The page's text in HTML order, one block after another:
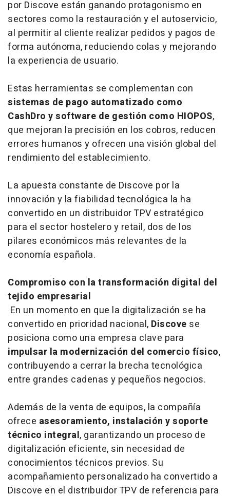
por Discove están ganando protagonismo en
sectores como la restauración y el autoservicio,
al permitir al cliente realizar pedidos y pagos de
forma autónoma, reduciendo colas y mejorando
la experiencia de usuario.
Estas herramientas se complementan con
sistemas de pago automatizado como
CashDro y software de gestión como HIOPOS,
que mejoran la precisión en los cobros, reducen
errores humanos y ofrecen una visión global del
rendimiento del establecimiento.
La apuesta constante de Discove por la
innovación y la fiabilidad tecnológica la ha
convertido en un distribuidor TPV estratégico
para el sector hostelero y retail, dos de los
pilares económicos más relevantes de la
economía española.
Compromiso con la transformación digital del
tejido empresarial
En un momento en que la digitalización se ha
convertido en prioridad nacional, Discove se
posiciona como una empresa clave para
impulsar la modernización del comercio físico,
contribuyendo a cerrar la brecha tecnológica
entre grandes cadenas y pequeños negocios.
Además de la venta de equipos, la compañía
ofrece asesoramiento, instalación y soporte
técnico integral, garantizando un proceso de
digitalización eficiente, sin necesidad de
conocimientos técnicos previos. Su
acompañamiento personalizado ha convertido a
Discove en el distribuidor TPV de referencia para